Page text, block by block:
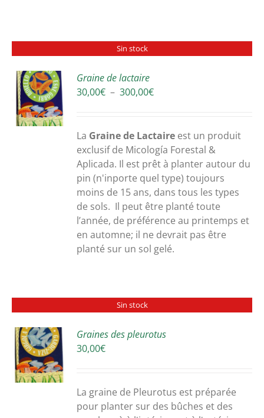
Sin stock
Graine de lactaire
30,00€ – 300,00€Plage
30,00€
à
300,00€
La Graine de Lactaire est un produit
exclusif de Micología Forestal &
Aplicada. Il est prêt à planter autour du
pin (n'inporte quel type) toujours
moins de 15 ans, dans tous les types
de sols. Il peut être planté toute
l’année, de préférence au printemps et
en automne; il ne devrait pas être
planté sur un sol gelé.
Sin stock
Graines des pleurotus
30,00€
La graine de Pleurotus est préparée
pour planter sur des bûches et des